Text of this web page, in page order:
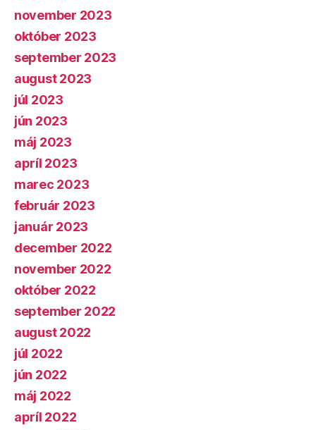
november 2023
október 2023
september 2023
august 2023
júl 2023
jún 2023
máj 2023
apríl 2023
marec 2023
február 2023
január 2023
december 2022
november 2022
október 2022
september 2022
august 2022
júl 2022
jún 2022
máj 2022
apríl 2022